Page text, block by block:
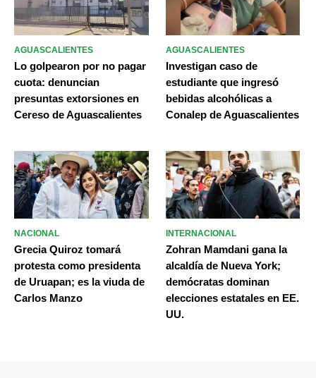
AGUASCALIENTES
Lo golpearon por no pagar
cuota: denuncian
presuntas extorsiones en
Cereso de Aguascalientes
AGUASCALIENTES
Investigan caso de
estudiante que ingresó
bebidas alcohólicas a
Conalep de Aguascalientes
NACIONAL
Grecia Quiroz tomará
protesta como presidenta
de Uruapan; es la viuda de
Carlos Manzo
INTERNACIONAL
Zohran Mamdani gana la
alcaldía de Nueva York;
demócratas dominan
elecciones estatales en EE.
UU.